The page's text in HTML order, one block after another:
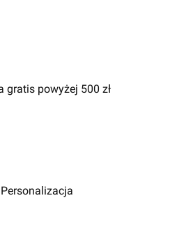
gratis powyżej 500 zł
Personalizacja